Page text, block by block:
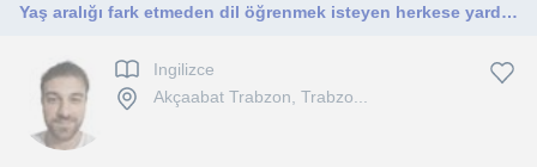
Yaş aralığı fark etmeden dil öğrenmek isteyen herkese yardımcı olmaktan mutluluk duyarım.
Ingilizce
Akçaabat Trabzon, Trabzo...